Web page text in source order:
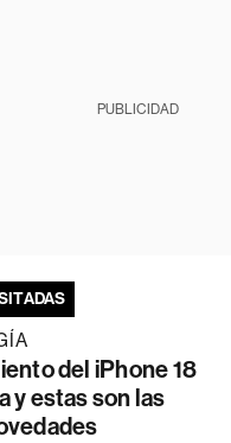
PUBLICIDAD
del iPhone 18
y estas son las